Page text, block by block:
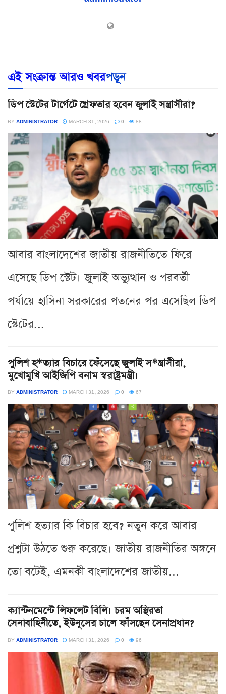
এই সংক্রান্ত আরও খবরপড়ূন
ডিপ স্টেটের টার্গেটে গ্রেফতার হবেন জুলাই সন্ত্রাসীরা?
BY ADMINISTRATOR MARCH 31, 2026 0 88
আবার বাংলাদেশের জাতীয় রাজনীতিতে ফিরে
এসেছে ডিপ স্টেট। জুলাই অভ্যুত্থান ও পরবর্তী
পর্যায়ে হাসিনা সরকারের পতনের পর এসেছিল ডিপ
স্টেটের...
পুলিশ হ*ত্যার বিচারে ফেঁসেছে জুলাই স*ন্ত্রাসীরা,
মুখোমুখি আইজিপি বনাম স্বরাষ্ট্রমন্ত্রী।
BY ADMINISTRATOR MARCH 31, 2026 0 67
পুলিশ হত্যার কি বিচার হবে? নতুন করে আবার
প্রশ্নটা উঠতে শুরু করেছে। জাতীয় রাজনীতির অঙ্গনে
তো বটেই, এমনকী বাংলাদেশের জাতীয়...
ক্যান্টনমেন্টে লিফলেট বিলি। চরম অস্থিরতা
সেনাবাহিনীতে, ইউনূসের চালে ফাঁসছেন সেনাপ্রধান?
BY ADMINISTRATOR MARCH 31, 2026 0 96